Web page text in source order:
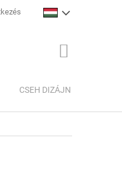
CSEH DIZÁJN